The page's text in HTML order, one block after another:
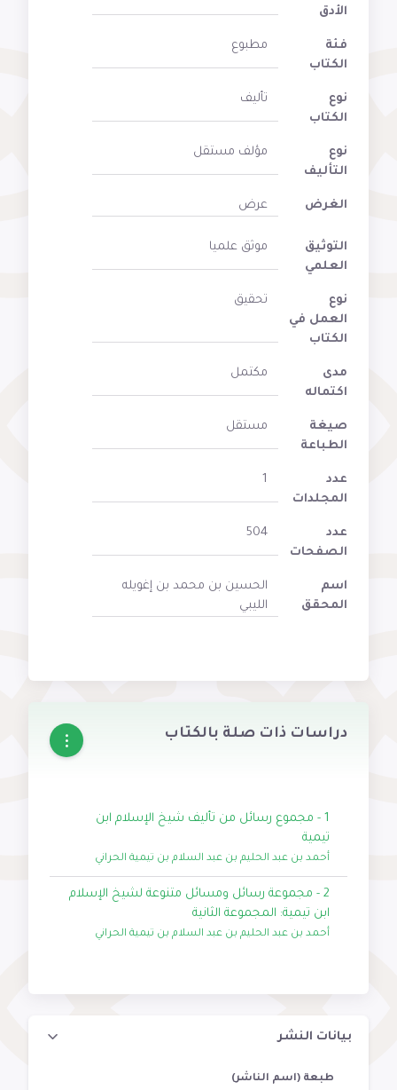
الأدق
فئة
الكتاب
مطبوع
نوع
الكتاب
تأليف
نوع
التأليف
مؤلف مستقل
الغرض عرض
التوثيق
العلمي
موثق علميا
نوع
العمل في
الكتاب
تحقيق
مدى
اكتماله
مكتمل
صيغة
الطباعة
مستقل
عدد
المجلدات
1
عدد
الصفحات
504
اسم
المحقق
الحسين بن محمد بن إغويله
الليبي
دراسات ذات صلة بالكتاب
1 - مجموع رسائل من تأليف شيخ الإسلام ابن
تيمية
أحمد بن عبد الحليم بن عبد السلام بن تيمية الحراني
2 - مجموعة رسائل ومسائل متنوعة لشيخ الإسلام
ابن تيمية: المجموعة الثانية
أحمد بن عبد الحليم بن عبد السلام بن تيمية الحراني
بيانات النشر
طبعة (اسم الناشر)